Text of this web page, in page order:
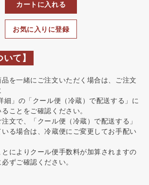
お気に入りに登録
カートに入れる
て】
を一緒にご注文いただく場合は、ご注文
細」の「クール便（冷蔵）で配送する」に
ことをご確認ください。
文で、「クール便（冷蔵）で配送する」
る場合は、冷蔵便にご変更してお手配い
によりクール便手数料が加算されますの
ずご確認ください。